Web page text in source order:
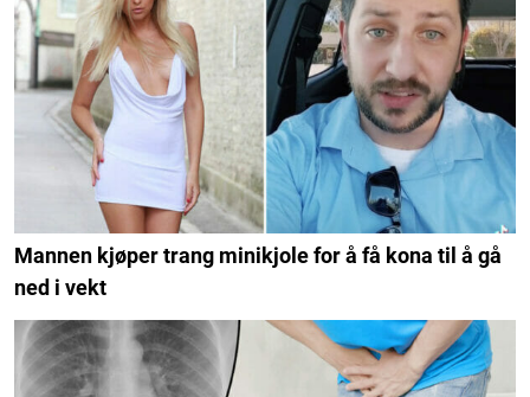
Mannen kjøper trang minikjole for å få kona til å gå
ned i vekt